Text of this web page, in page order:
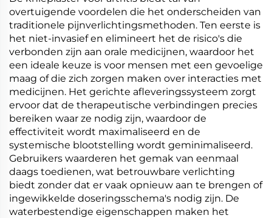
Ingrediënten Helpen
bij slapen Sticker
Patch
Gemakkelijk
Meenemen Inhaaltube
overtuigende voordelen die het onderscheiden van
traditionele pijnverlichtingsmethoden. Ten eerste is
het niet-invasief en elimineert het de risico's die
verbonden zijn aan orale medicijnen, waardoor het
een ideale keuze is voor mensen met een gevoelige
maag of die zich zorgen maken over interacties met
medicijnen. Het gerichte afleveringssysteem zorgt
ervoor dat de therapeutische verbindingen precies
bereiken waar ze nodig zijn, waardoor de
effectiviteit wordt maximaliseerd en de
systemische blootstelling wordt geminimaliseerd.
Gebruikers waarderen het gemak van eenmaal
daags toedienen, wat betrouwbare verlichting
biedt zonder dat er vaak opnieuw aan te brengen of
ingewikkelde doseringsschema's nodig zijn. De
waterbestendige eigenschappen maken het